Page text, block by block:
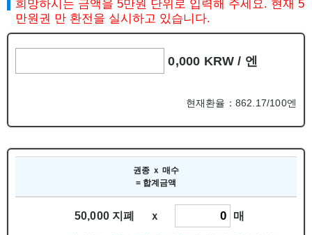
희망하시는 금액을 5만원 단위로 입력해 주세요. 현재 5
만원권 만 환전을 실시하고 있습니다.
0,000 KRW / 엔
현재환율：862.17/100엔
권종 ｘ 매수
= 합계금액
50,000 지폐 ｘ 매